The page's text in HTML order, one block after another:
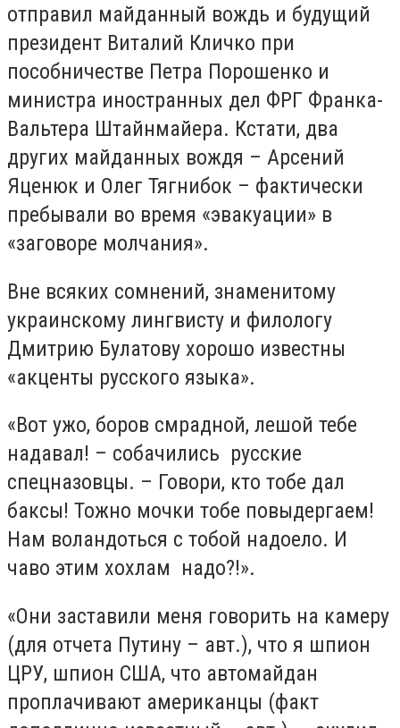
отправил майданный вождь и будущий
президент Виталий Кличко при
пособничестве Петра Порошенко и
министра иностранных дел ФРГ Франка-
Вальтера Штайнмайера. Кстати, два
других майданных вождя – Арсений
Яценюк и Олег Тягнибок – фактически
пребывали во время «эвакуации» в
«заговоре молчания».
Вне всяких сомнений, знаменитому
украинскому лингвисту и филологу
Дмитрию Булатову хорошо известны
«акценты русского языка».
«Вот ужо, боров смрадной, лешой тебе
надавал! – собачились русские
спецназовцы. – Говори, кто тобе дал
баксы! Тожно мочки тобе повыдергаем!
Нам воландоться с тобой надоело. И
чаво этим хохлам надо?!».
«Они заставили меня говорить на камеру
(для отчета Путину – авт.), что я шпион
ЦРУ, шпион США, что автомайдан
проплачивают американцы (факт